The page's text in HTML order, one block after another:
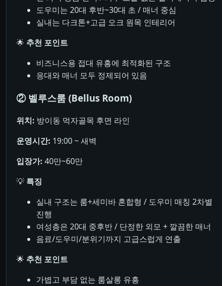
도우미는 20대 후반~30대 초 / 매너 중심
실내는 다크톤+고급 오크 원목 인테리어
🌟 추천 포인트
비즈니스용 접대 유흥에 최적화된 구조
응대와 매너 모두 정제되어 있음
② 벨루스룸 (Bellus Room)
위치: 방이동 먹자골목 후면 라인
운영시간: 19:00 ~ 새벽
입장가: 40만~60만
💡 특징
실내 구조는 룸+세미바 혼합형 / 도우미 매칭 2차별
진행
여성층은 20대 중후반 / 단정한 외모 + 깔끔한 매너
음료/도우미/분위기까지 고급스럽게 연출
🌟 추천 포인트
가볍고 부담 없는 룸살롱 유흥